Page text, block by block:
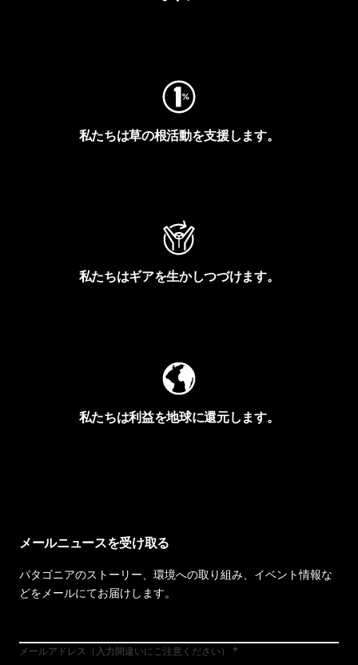
私たちは草の根活動を支援します。
私たちはギアを生かしつづけます。
私たちは利益を地球に還元します。
メールニュースを受け取る
パタゴニアのストーリー、環境への取り組み、イベント情報な
どをメールにてお届けします。
メールアドレス（入力間違いにご注意ください）